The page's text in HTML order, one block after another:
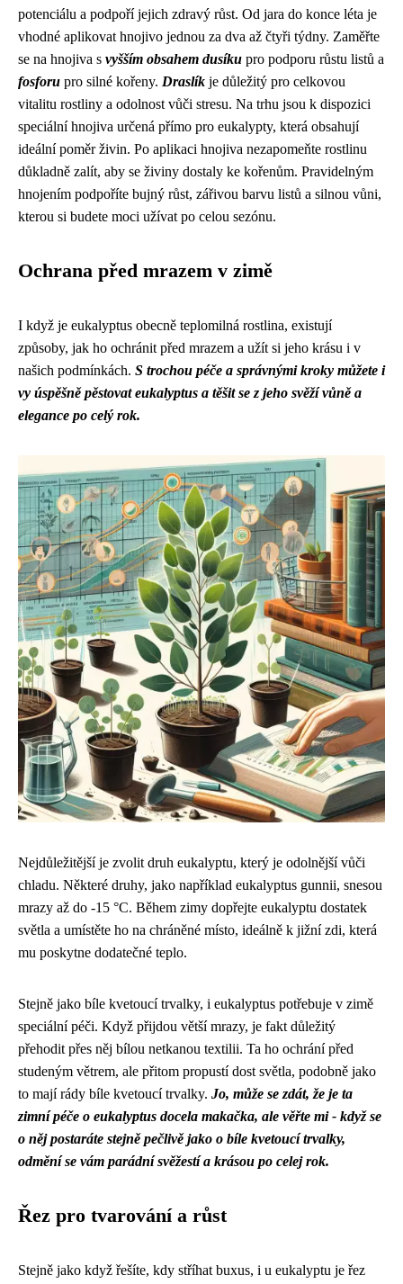
potenciálu a podpoří jejich zdravý růst. Od jara do konce léta je
vhodné aplikovat hnojivo jednou za dva až čtyři týdny. Zaměřte
se na hnojiva s vyšším obsahem dusíku pro podporu růstu listů a
fosforu pro silné kořeny. Draslík je důležitý pro celkovou
vitalitu rostliny a odolnost vůči stresu. Na trhu jsou k dispozici
speciální hnojiva určená přímo pro eukalypty, která obsahují
ideální poměr živin. Po aplikaci hnojiva nezapomeňte rostlinu
důkladně zalít, aby se živiny dostaly ke kořenům. Pravidelným
hnojením podpoříte bujný růst, zářivou barvu listů a silnou vůni,
kterou si budete moci užívat po celou sezónu.
Ochrana před mrazem v zimě
I když je eukalyptus obecně teplomilná rostlina, existují
způsoby, jak ho ochránit před mrazem a užít si jeho krásu i v
našich podmínkách. S trochou péče a správnými kroky můžete i
vy úspěšně pěstovat eukalyptus a těšit se z jeho svěží vůně a
elegance po celý rok.
Nejdůležitější je zvolit druh eukalyptu, který je odolnější vůči
chladu. Některé druhy, jako například eukalyptus gunnii, snesou
mrazy až do -15 °C. Během zimy dopřejte eukalyptu dostatek
světla a umístěte ho na chráněné místo, ideálně k jižní zdi, která
mu poskytne dodatečné teplo.
Stejně jako bíle kvetoucí trvalky, i eukalyptus potřebuje v zimě
speciální péči. Když přijdou větší mrazy, je fakt důležitý
přehodit přes něj bílou netkanou textilii. Ta ho ochrání před
studeným větrem, ale přitom propustí dost světla, podobně jako
to mají rády bíle kvetoucí trvalky. Jo, může se zdát, že je ta
zimní péče o eukalyptus docela makačka, ale věřte mi - když se
o něj postaráte stejně pečlivě jako o bíle kvetoucí trvalky,
odmění se vám parádní svěžestí a krásou po celej rok.
Řez pro tvarování a růst
Stejně jako když řešíte, kdy stříhat buxus, i u eukalyptu je řez